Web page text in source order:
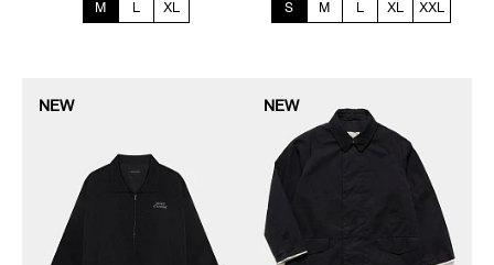
M L XL S M L XL XXL
NEW NEW